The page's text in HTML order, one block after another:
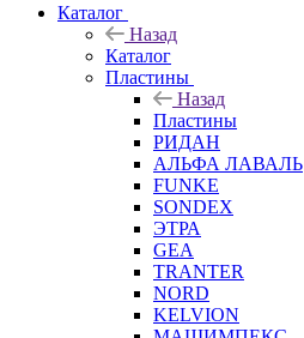
Каталог
Назад
Каталог
Пластины
Назад
Пластины
РИДАН
АЛЬФА ЛАВАЛЬ
FUNKE
SONDEX
ЭТРА
GEA
TRANTER
NORD
KELVION